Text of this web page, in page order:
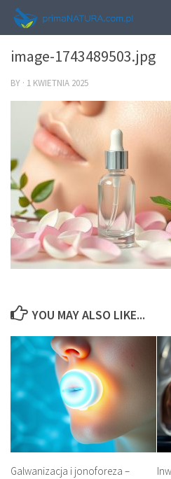
image-1743489503.jpg
BY · 1 KWIETNIA 2025
YOU MAY ALSO LIKE...
Galwanizacja i jonoforeza –